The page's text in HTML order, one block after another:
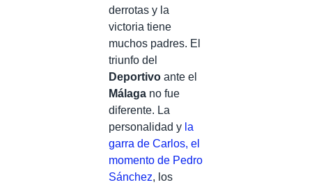
derrotas y la
victoria tiene
muchos padres. El
triunfo del
Deportivo ante el
Málaga no fue
diferente. La
personalidad y la
garra de Carlos, el
momento de Pedro
Sánchez, los